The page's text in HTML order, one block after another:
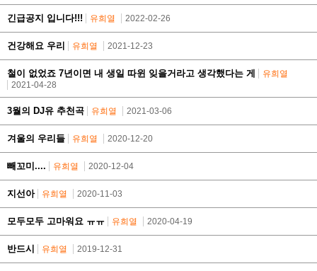
긴급공지 입니다!!! 유희열 2022-02-26
건강해요 우리 유희열 2021-12-23
철이 없었죠 7년이면 내 생일 따윈 잊을거라고 생각했다는 게
유희열
2021-04-28
3월의 DJ유 추천곡 유희열 2021-03-06
겨울의 우리들 유희열 2020-12-20
빼꼬미.... 유희열 2020-12-04
지선아 유희열 2020-11-03
모두모두 고마워요 ㅠㅠ 유희열 2020-04-19
반드시 유희열 2019-12-31